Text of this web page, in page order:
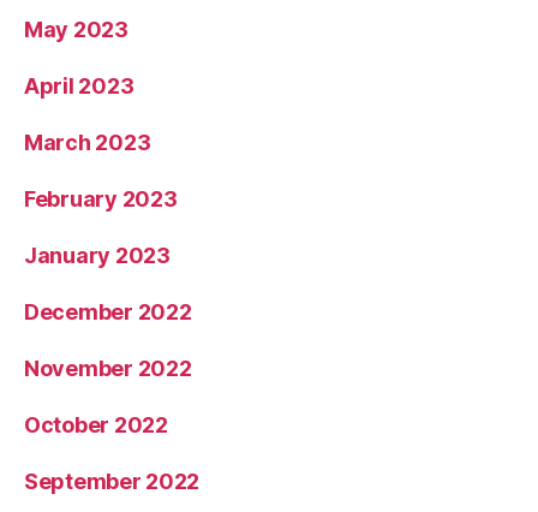
May 2023
April 2023
March 2023
February 2023
January 2023
December 2022
November 2022
October 2022
September 2022